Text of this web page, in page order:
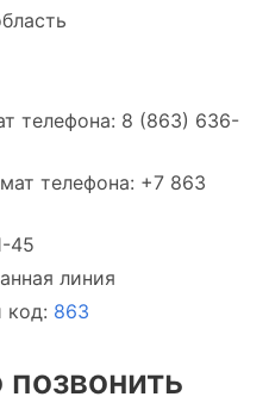
телефона: 8 (863) 636-
телефона: +7 863
45
линия
код: 863